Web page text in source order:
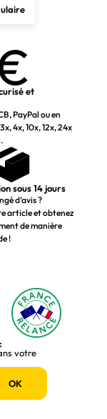
et
PayPal ou en
4x, 10x, 12x, 24x
sous 14 jours
d’avis ?
article et obtenez
de manière
!
votre
OK